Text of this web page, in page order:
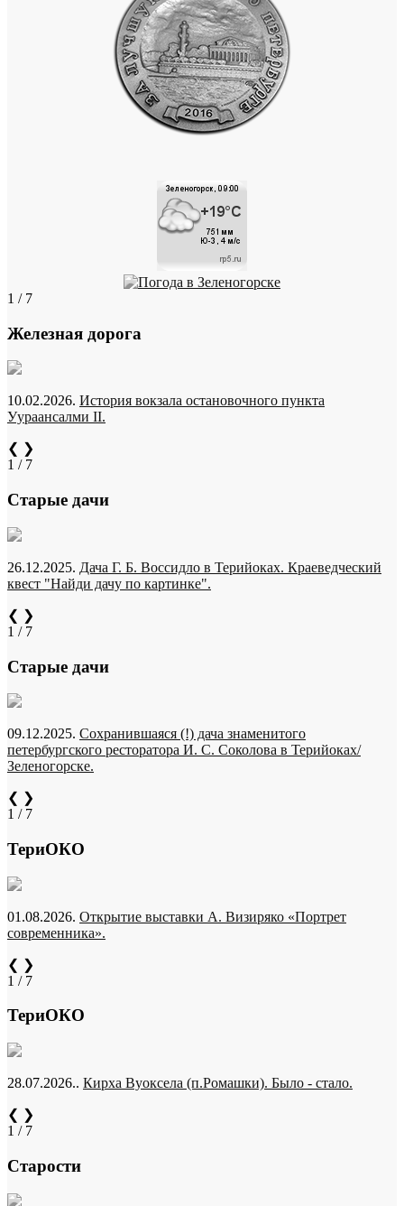
1 / 7
Железная дорога
10.02.2026. История вокзала остановочного пункта
Уураансалми II.
❮ ❯
1 / 7
Старые дачи
26.12.2025. Дача Г. Б. Воссидло в Терийоках. Краеведческий
квест "Найди дачу по картинке".
❮ ❯
1 / 7
Старые дачи
09.12.2025. Сохранившаяся (!) дача знаменитого
петербургского ресторатора И. С. Соколова в Терийоках/
Зеленогорске.
❮ ❯
1 / 7
ТериОКО
01.08.2026. Открытие выставки А. Визиряко «Портрет
современника».
❮ ❯
1 / 7
ТериОКО
28.07.2026.. Кирха Вуоксела (п.Ромашки). Было - стало.
❮ ❯
1 / 7
Старости